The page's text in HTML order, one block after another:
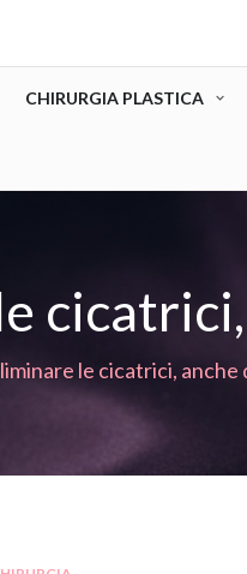
CHIRURGIA PLASTICA
le cicatrici,